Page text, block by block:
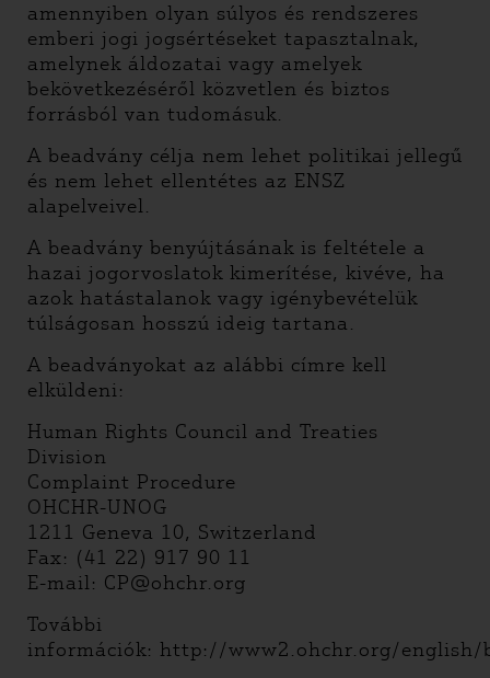
amennyiben olyan súlyos és rendszeres
emberi jogi jogsértéseket tapasztalnak,
amelynek áldozatai vagy amelyek
bekövetkezéséről közvetlen és biztos
forrásból van tudomásuk.
A beadvány célja nem lehet politikai jellegű
és nem lehet ellentétes az ENSZ
alapelveivel.
A beadvány benyújtásának is feltétele a
hazai jogorvoslatok kimerítése, kivéve, ha
azok hatástalanok vagy igénybevételük
túlságosan hosszú ideig tartana.
A beadványokat az alábbi címre kell
elküldeni:
Human Rights Council and Treaties
Division
Complaint Procedure
OHCHR-UNOG
1211 Geneva 10, Switzerland
Fax: (41 22) 917 90 11
E-mail: CP@ohchr.org
További
információk: http://www2.ohchr.org/